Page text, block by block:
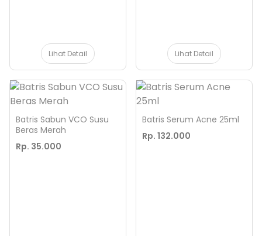
Lihat Detail Lihat Detail
Batris Sabun VCO Susu
Beras Merah
Rp. 35.000
Batris Serum Acne 25ml
Rp. 132.000